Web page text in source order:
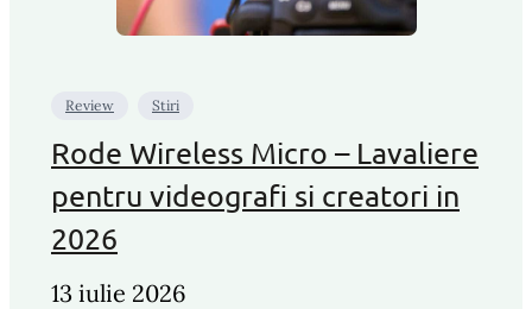
Review Stiri
Rode Wireless Micro – Lavaliere
pentru videografi si creatori in
2026
13 iulie 2026